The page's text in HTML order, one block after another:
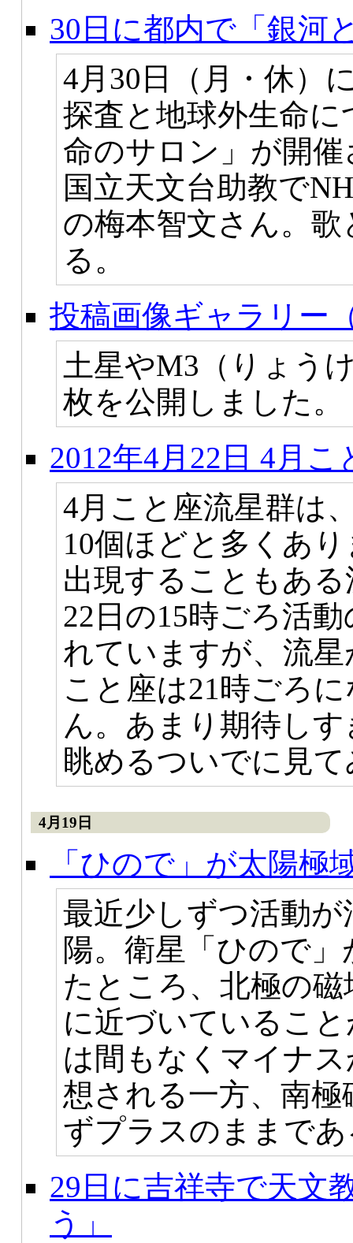
30日に都内で「銀河
4月30日（月・休）
探査と地球外生命
命のサロン」が開
国立天文台助教で
の梅本智文さん。
る。
投稿画像ギャラリー
土星やM3（りょう
枚を公開しました。
2012年4月22日 4月
4月こと座流星群は
10個ほどと多くあ
出現することもあ
22日の15時ごろ活
れていますが、流
こと座は21時ごろ
ん。あまり期待し
眺めるついでに見
4月19日
「ひので」が太陽極
最近少しずつ活動
陽。衛星「ひので
たところ、北極の
に近づいているこ
は間もなくマイナ
想される一方、南
ずプラスのままで
29日に吉祥寺で天文
う」